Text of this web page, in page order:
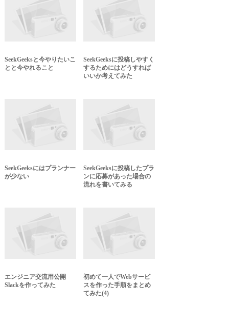
SeekGeeksと今やりたいこ
とと今やれること
SeekGeeksに投稿しやすく
するためにはどうすれば
いいか考えてみた
SeekGeeksにはプランナー
が少ない
SeekGeeksに投稿したプラ
ンに応募があった場合の
流れを書いてみる
エンジニア交流用公開
Slackを作ってみた
初めて一人でWebサービ
スを作った手順をまとめ
てみた(4)